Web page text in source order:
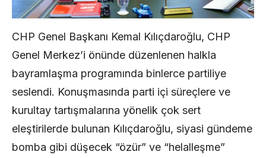
CHP Genel Başkanı Kemal Kılıçdaroğlu, CHP
Genel Merkez’i önünde düzenlenen halkla
bayramlaşma programında binlerce partiliye
seslendi. Konuşmasında parti içi süreçlere ve
kurultay tartışmalarına yönelik çok sert
eleştirilerde bulunan Kılıçdaroğlu, siyasi gündeme
bomba gibi düşecek “özür” ve “helalleşme”